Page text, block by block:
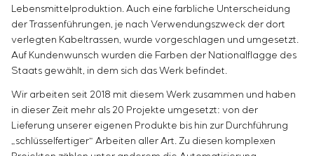
Lebensmittelproduktion. Auch eine farbliche Unterscheidung
der Trassenführungen, je nach Verwendungszweck der dort
verlegten Kabeltrassen, wurde vorgeschlagen und umgesetzt.
Auf Kundenwunsch wurden die Farben der Nationalflagge des
Staats gewählt, in dem sich das Werk befindet.
Wir arbeiten seit 2018 mit diesem Werk zusammen und haben
in dieser Zeit mehr als 20 Projekte umgesetzt: von der
Lieferung unserer eigenen Produkte bis hin zur Durchführung
„schlüsselfertiger“ Arbeiten aller Art. Zu diesen komplexen